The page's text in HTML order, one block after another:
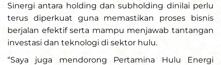
Sinergi antara holding dan subholding dinilai perlu
terus diperkuat guna memastikan proses bisnis
berjalan efektif serta mampu menjawab tantangan
investasi dan teknologi di sektor hulu.
“Saya juga mendorong Pertamina Hulu Energi